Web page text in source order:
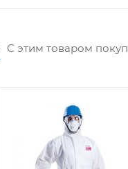
С этим товаром